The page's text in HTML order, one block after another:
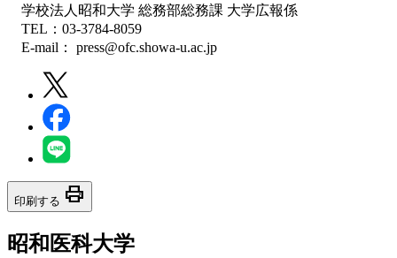
学校法人昭和大学 総務部総務課 大学広報係
TEL：03-3784-8059
E-mail： press@ofc.showa-u.ac.jp
印刷する print
昭和医科大学